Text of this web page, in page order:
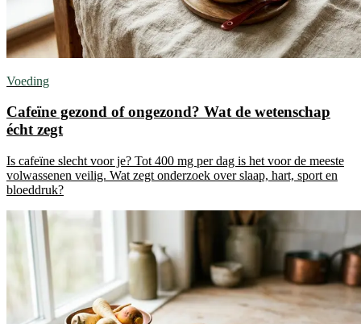
Voeding
Cafeïne gezond of ongezond? Wat de wetenschap
écht zegt
Is cafeïne slecht voor je? Tot 400 mg per dag is het voor de meeste
volwassenen veilig. Wat zegt onderzoek over slaap, hart, sport en
bloeddruk?